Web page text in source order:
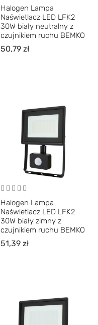
Halogen Lampa
Naświetlacz LED LFK2
30W biały neutralny z
czujnikiem ruchu BEMKO
50,79 zł
Halogen Lampa
Naświetlacz LED LFK2
30W biały zimny z
czujnikiem ruchu BEMKO
51,39 zł